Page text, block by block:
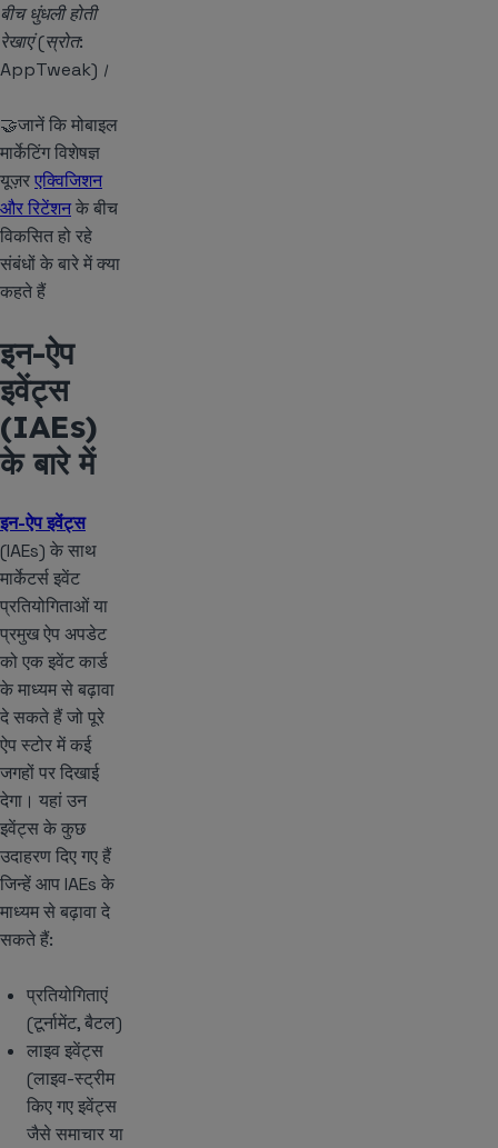
बीच धुंधली होती
रेखाएं (स्रोत:
AppTweak)।
🤝जानें कि मोबाइल
मार्केटिंग विशेषज्ञ
यूज़रएक्विजिशन
और रिटेंशनके बीच
विकसित हो रहे
संबंधों के बारे में क्या
कहते हैं
इन-ऐप
इवेंट्स
(IAEs)
के बारे में
इन-ऐप इवेंट्स
(IAEs) के साथ
मार्केटर्स इवेंट
प्रतियोगिताओं या
प्रमुख ऐप अपडेट
को एक इवेंट कार्ड
के माध्यम से बढ़ावा
दे सकते हैं जो पूरे
ऐप स्टोर में कई
जगहों पर दिखाई
देगा। यहां उन
इवेंट्स के कुछ
उदाहरण दिए गए हैं
जिन्हें आप IAEs के
माध्यम से बढ़ावा दे
सकते हैं:
प्रतियोगिताएं
(टूर्नामेंट, बैटल)
लाइव इवेंट्स
(लाइव-स्ट्रीम
किए गए इवेंट्स
जैसे समाचार या